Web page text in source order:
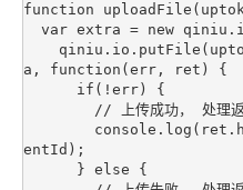
function
a, function(err, ret) {
entId);